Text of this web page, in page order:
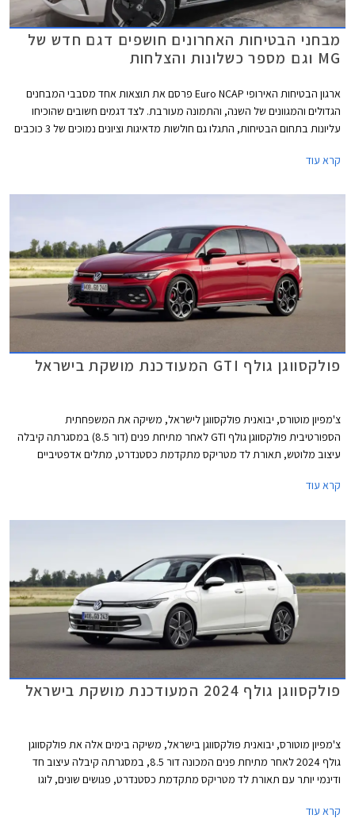
מבחני הבטיחות האחרונים חושפים דגם חדש של
MG וגם מספר כשלונות והצלחות
ארגון הבטיחות האירופי Euro NCAP פרסם את תוצאות אחד מסבבי המבחנים
הגדולים והמגוונים של השנה, והתמונה מעורבת. לצד דגמים חשובים שהוכיחו
עליונות בתחום הבטיחות, התגלו גם חולשות מדאיגות וציונים נמוכים של 3 כוכבים
מנת לבדוק את רמת בטיחותו בסטנדרטים של היום.
קרא עוד
פולקסווגן גולף GTI המעודכנת מושקת בישראל
צ'מפיון מוטורס, יבואנית פולקסווגן לישראל, משיקה את המשפחתית
הספורטיבית פולקסווגן גולף GTI לאחר מתיחת פנים (דור 8.5) במסגרתה קיבלה
עיצוב מלוטש, תאורת לד מטריקס מתקדמת כסטנדרט, מתלים אדפטיביים
45,000 ₪ ביחס לדגם היוצא ועומד כעת על 299,900 ₪.
קרא עוד
פולקסווגן גולף 2024 המעודכנת מושקת בישראל
צ'מפיון מוטורס, יבואנית פולקסווגן בישראל, משיקה בימים אלה את פולקסווגן
גולף 2024 לאחר מתיחת פנים המכונה דור 8.5, במסגרתה קיבלה עיצוב חד
ודינמי יותר עם תאורת לד מטריקס מתקדמת כסטנדרט, פגושים שונים, לוגו
אינץ' עם ממשק נוח יותר לתפעול ואפשרויות התאמה אישית. בנוסף עודכן היצע
קרא עוד